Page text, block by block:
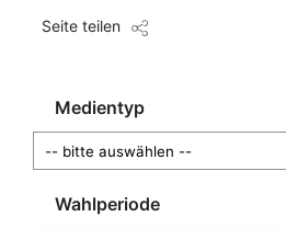
Seite teilen
Medientyp
Wahlperiode